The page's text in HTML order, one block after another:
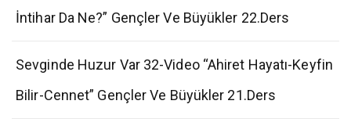
İntihar Da Ne?” Gençler Ve Büyükler 22.Ders
Sevginde Huzur Var 32-Video “Ahiret Hayatı-Keyfin
Bilir-Cennet” Gençler Ve Büyükler 21.Ders